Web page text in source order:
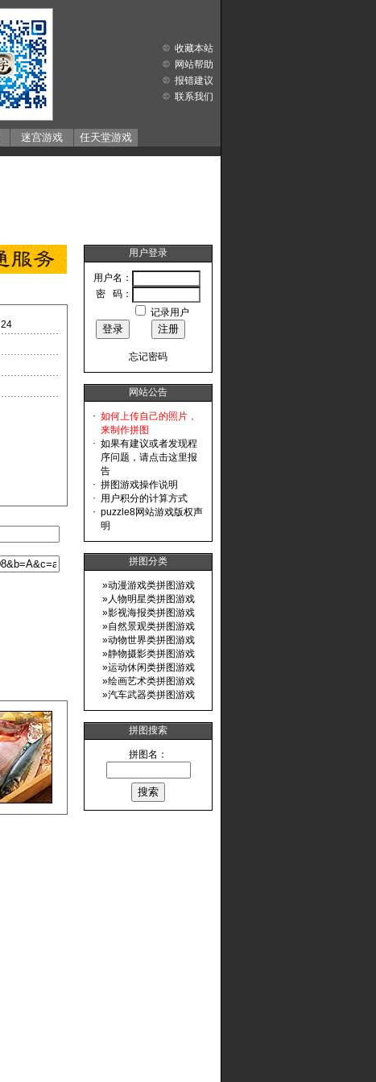
迷宫游戏 任天堂游戏
收藏本站
网站帮助
报错建议
联系我们
24
用户登录
用户名：
密 码：
记录用户
忘记密码
网站公告
· 如何上传自己的照片，
来制作拼图
· 如果有建议或者发现程
序问题，请点击这里报
告
· 拼图游戏操作说明
· 用户积分的计算方式
· puzzle8网站游戏版权声
明
拼图分类
»动漫游戏类拼图游戏
»人物明星类拼图游戏
»影视海报类拼图游戏
»自然景观类拼图游戏
»动物世界类拼图游戏
»静物摄影类拼图游戏
»运动休闲类拼图游戏
»绘画艺术类拼图游戏
»汽车武器类拼图游戏
拼图搜索
拼图名：